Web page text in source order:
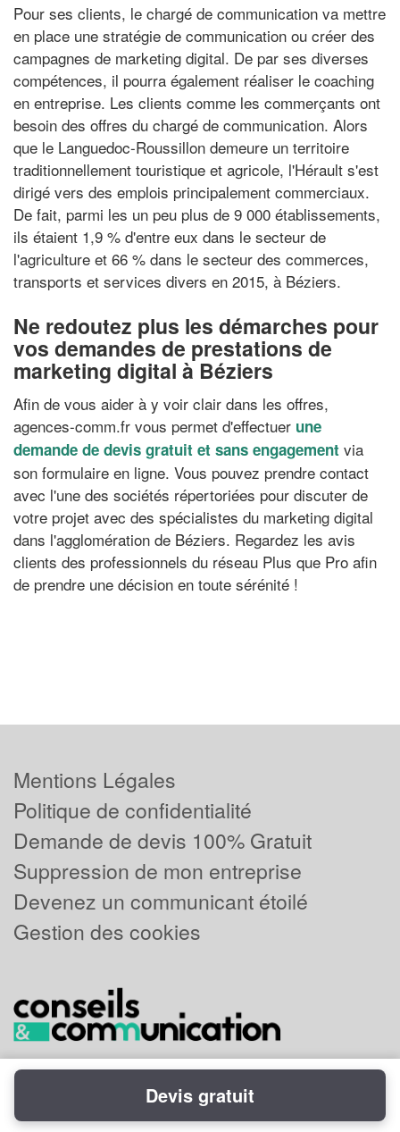
Pour ses clients, le chargé de communication va mettre
en place une stratégie de communication ou créer des
campagnes de marketing digital. De par ses diverses
compétences, il pourra également réaliser le coaching
en entreprise. Les clients comme les commerçants ont
besoin des offres du chargé de communication. Alors
que le Languedoc-Roussillon demeure un territoire
traditionnellement touristique et agricole, l'Hérault s'est
dirigé vers des emplois principalement commerciaux.
De fait, parmi les un peu plus de 9 000 établissements,
ils étaient 1,9 % d'entre eux dans le secteur de
l'agriculture et 66 % dans le secteur des commerces,
transports et services divers en 2015, à Béziers.
Ne redoutez plus les démarches pour
vos demandes de prestations de
marketing digital à Béziers
Afin de vous aider à y voir clair dans les offres,
agences-comm.fr vous permet d'effectuer une
demande de devis gratuit et sans engagement via
son formulaire en ligne. Vous pouvez prendre contact
avec l'une des sociétés répertoriées pour discuter de
votre projet avec des spécialistes du marketing digital
dans l'agglomération de Béziers. Regardez les avis
clients des professionnels du réseau Plus que Pro afin
de prendre une décision en toute sérénité !
Mentions Légales
Politique de confidentialité
Demande de devis 100% Gratuit
Suppression de mon entreprise
Devenez un communicant étoilé
Gestion des cookies
Powered byPlus que pro
Devis gratuit